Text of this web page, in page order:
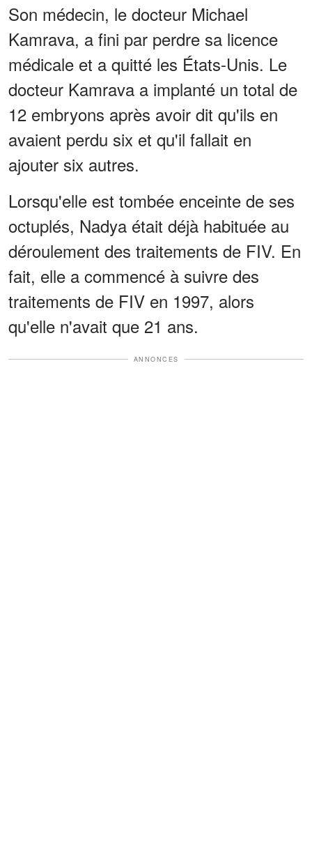
Son médecin, le docteur Michael
Kamrava, a fini par perdre sa licence
médicale et a quitté les États-Unis. Le
docteur Kamrava a implanté un total de
12 embryons après avoir dit qu'ils en
avaient perdu six et qu'il fallait en
ajouter six autres.
Lorsqu'elle est tombée enceinte de ses
octuplés, Nadya était déjà habituée au
déroulement des traitements de FIV. En
fait, elle a commencé à suivre des
traitements de FIV en 1997, alors
qu'elle n'avait que 21 ans.
ANNONCES